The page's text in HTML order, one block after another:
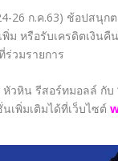
26 ก.ค.63) ช้อปสนุ
ม หรือรับเครดิตเงินคื
วมรายการ
หิน รีสอร์ทมอลล์ กับ
เพิ่มเติมได้ที่เว็บไซต์